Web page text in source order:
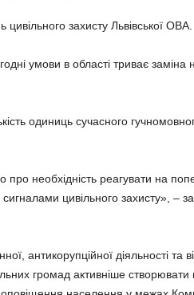
захисту Львівської ОВА.
умови в області триває заміна
одиниць сучасного
про необхідність реагувати на
цивільного захисту», –
антикорупційної діяльності та
громад активніше створювати